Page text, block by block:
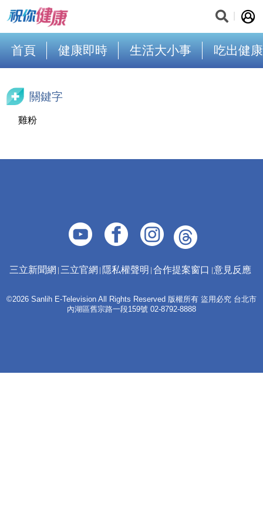
首頁 健康即時 生活大小事 吃出健康
關鍵字
雞粉
三立新聞網 三立官網 隱私權聲明 合作提案窗口 意見反應
©2026 Sanlih E-Television All Rights Reserved 版權所有 盜用必究 台北市
內湖區舊宗路一段159號 02-8792-8888